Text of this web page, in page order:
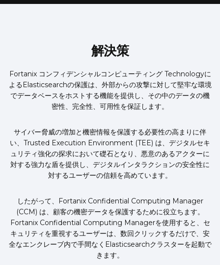
解決策
Fortanix コンフィデンシャルコンピューティングTechnologyに
よるElasticsearchの保護は、外部からの攻撃に対して堅牢な環境
でデータベースをホストする機能を提供し、その中のデータの機
密性、完全性、可用性を保証します。
サイバー脅威の増加と機密情報を保護する必要性の高まりに伴
い、Trusted Execution Environment (TEE) は、デジタルセキ
ュリティ強化の探求において礎石となり、悪意のあるアクターに
対する強力な盾を提供し、デジタルインタラクションの安全性に
対するユーザーの信頼を高めています。
したがって、Fortanix Confidential Computing Manager
(CCM) は、顧客の機密データを保護するために役立ちます。
Fortanix Confidential Computing Managerを使用すると、セ
キュリティを重視するユーザーは、数回クリックするだけで、安
全なエンクレーブ内で手間なくElasticsearchクラスターを起動で
きます。